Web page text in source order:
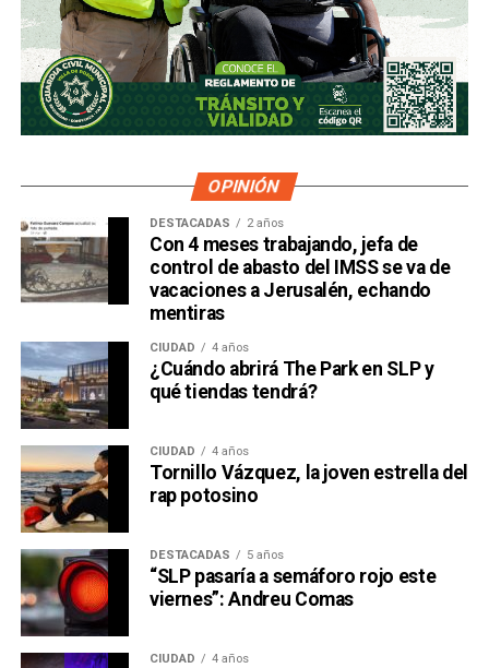
OPINIÓN
DESTACADAS 2 años
Con 4 meses trabajando, jefa de
control de abasto del IMSS se va de
vacaciones a Jerusalén, echando
mentiras
CIUDAD 4 años
¿Cuándo abrirá The Park en SLP y
qué tiendas tendrá?
CIUDAD 4 años
Tornillo Vázquez, la joven estrella del
rap potosino
DESTACADAS 5 años
“SLP pasaría a semáforo rojo este
viernes”: Andreu Comas
CIUDAD 4 años